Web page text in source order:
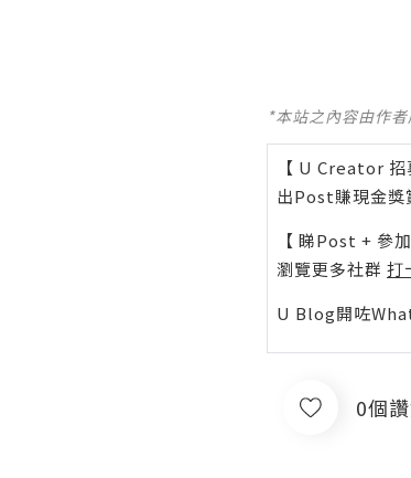
*本站之內容由作
【 U Creator 招
出Post賺現金獎
【 睇Post + 參
瀏覽更多社群 打
U Blog開咗
0個